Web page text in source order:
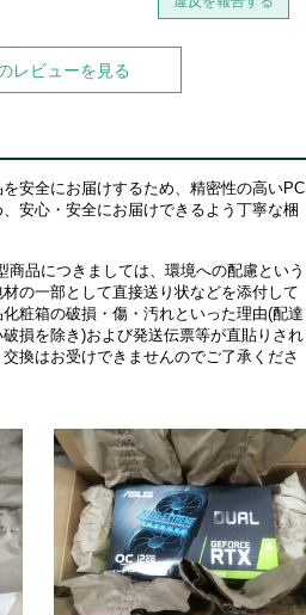
常の方法だとインストールできなく、
のインターネット接続画面でエクスプロ
ールする必要がありました。
ロゴ表示から進まなかったりな
グが厳しそうに思えました。
クリア、BIOS アップデートで安
。
レビューを見る
安全にお届けするため、精密性の高いPC
安心・安全にお届けできるよう丁寧な梱
品につきましては、環境への配慮という
の一部として直接送り状などを添付して
粧箱の破損・傷・汚れといった理由(配達
損を除き)および発送伝票等が直貼りされ
換はお受けできませんのでご了承くださ